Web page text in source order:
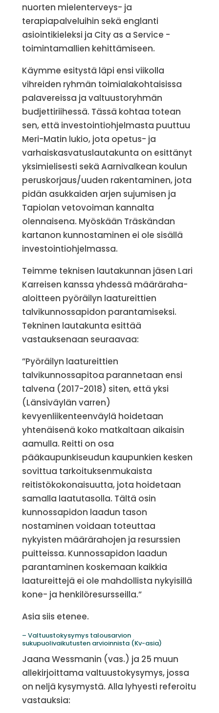
nuorten mielenterveys- ja
terapiapalveluihin sekä englanti
asiointikieleksi ja City as a Service -
toimintamallien kehittämiseen.
Käymme esitystä läpi ensi viikolla
vihreiden ryhmän toimialakohtaisissa
palavereissa ja valtuustoryhmän
budjettiriihessä. Tässä kohtaa totean
sen, että investointiohjelmasta puuttuu
Meri-Matin lukio, jota opetus- ja
varhaiskasvatuslautakunta on esittänyt
yksimielisesti sekä Aarnivalkean koulun
peruskorjaus/uuden rakentaminen, jota
pidän asukkaiden arjen sujumisen ja
Tapiolan vetovoiman kannalta
olennaisena. Myöskään Träskändan
kartanon kunnostaminen ei ole sisällä
investointiohjelmassa.
Teimme teknisen lautakunnan jäsen Lari
Karreisen kanssa yhdessä määräraha-
aloitteen pyöräilyn laatureittien
talvikunnossapidon parantamiseksi.
Tekninen lautakunta esittää
vastauksenaan seuraavaa:
”Pyöräilyn laatureittien
talvikunnossapitoa parannetaan ensi
talvena (2017-2018) siten, että yksi
(Länsiväylän varren)
kevyenliikenteenväylä hoidetaan
yhtenäisenä koko matkaltaan aikaisin
aamulla. Reitti on osa
pääkaupunkiseudun kaupunkien kesken
sovittua tarkoituksenmukaista
reitistökokonaisuutta, jota hoidetaan
samalla laatutasolla. Tältä osin
kunnossapidon laadun tason
nostaminen voidaan toteuttaa
nykyisten määrärahojen ja resurssien
puitteissa. Kunnossapidon laadun
parantaminen koskemaan kaikkia
laatureittejä ei ole mahdollista nykyisillä
kone- ja henkilöresursseilla.”
Asia siis etenee.
– Valtuustokysymys talousarvion
sukupuolivaikutusten arvioinnista (Kv-asia)
Jaana Wessmanin (vas.) ja 25 muun
allekirjoittama valtuustokysymys, jossa
on neljä kysymystä. Alla lyhyesti referoitu
vastauksia: